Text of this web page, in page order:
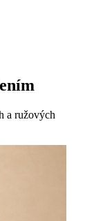
a ružových